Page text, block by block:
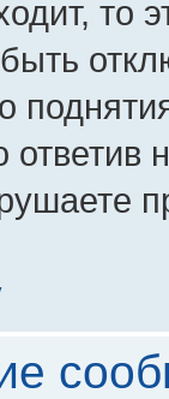
то
ответив